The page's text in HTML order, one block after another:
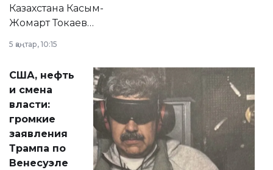
Казахстана Касым-
Жомарт Токаев
сразу несколько
актуальных тем —
от слухов о
политических
реформах до
вопросов армии,
экономики и
личного здоровья.
5 қаңтар, 10:15
США, нефть
и смена
власти:
громкие
заявления
Трампа по
Венесуэле